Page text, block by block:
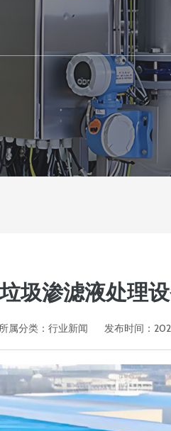
圾渗滤液处理
属分类： 行业新闻 发布时间：